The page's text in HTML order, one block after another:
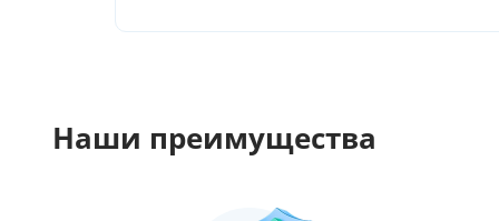
Наши преимущества